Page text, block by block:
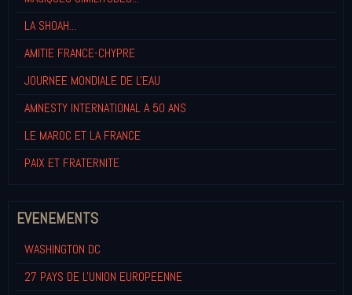
LA SHOAH...
AMITIE FRANCE-CHYPRE
JOURNEE MONDIALE DE L'EAU
AMNESTY INTERNATIONAL A 50 ANS
LE MAROC ET LA FRANCE
PAIX ET FRATERNITE
EVENEMENTS
WASHINGTON DC
27 PAYS DE L'UNION EUROPEENNE